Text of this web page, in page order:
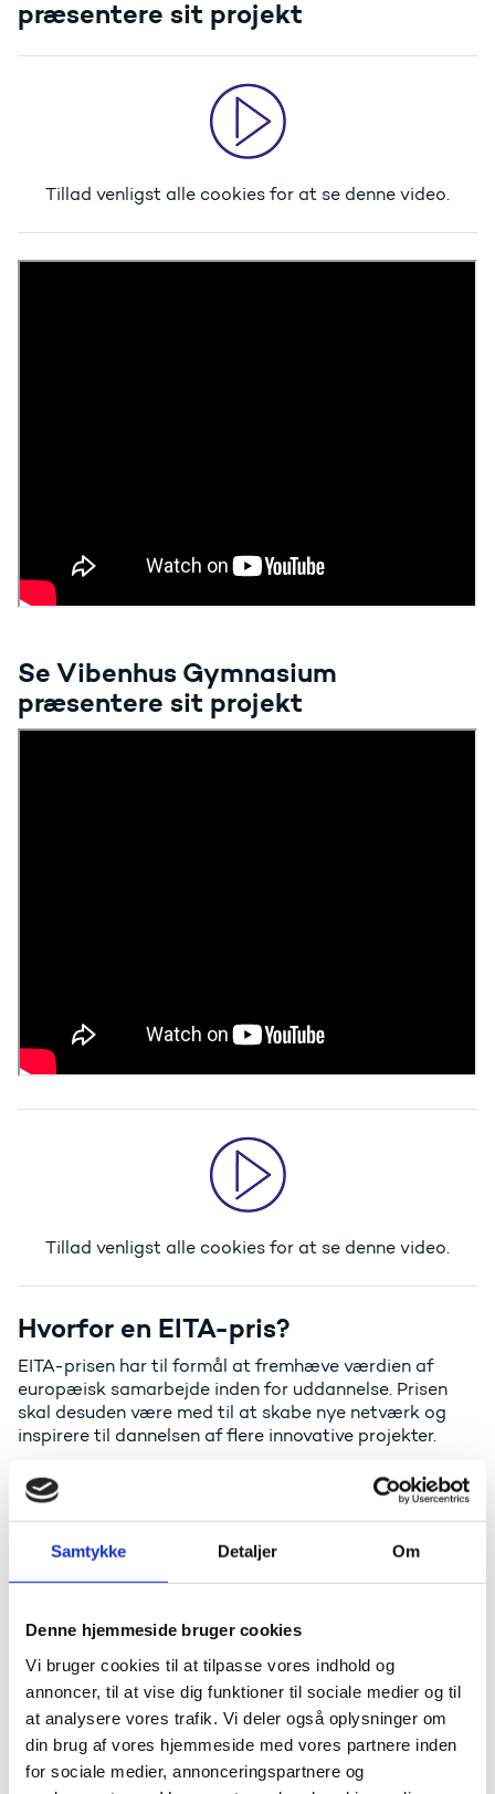
Samtykke Detaljer Om
Denne hjemmeside bruger cookies
Vi bruger cookies til at tilpasse vores indhold og
annoncer, til at vise dig funktioner til sociale medier og til
at analysere vores trafik. Vi deler også oplysninger om
din brug af vores hjemmeside med vores partnere inden
for sociale medier, annonceringspartnere og
præsentere sit projekt
Tillad venligst alle cookies for at se denne video.
Se Vibenhus Gymnasium
præsentere sit projekt
Tillad venligst alle cookies for at se denne video.
Hvorfor en EITA-pris?
EITA-prisen har til formål at fremhæve værdien af ​​
europæisk samarbejde inden for uddannelse. Prisen
skal desuden være med til at skabe nye netværk og
inspirere til dannelsen af flere innovative projekter.
Årets danske vindere har alle udmærket sig særligt
indenfor det kreative, det grønne og/eller det
fællesskabs-opbyggende, og på den måde har de på
forskellig vis bidraget til, at EU er nået et skridt
Læs mere om 'The European Green Deal' her
Fra EU-Kommissionens side har et kriterium for at
vinde årets EITA-pris desuden været, at ens projekt
ikke alene har bidraget til en sikring af en grønnere
fremtid, men også sikret en skønnere fremtid. Ideen om
det skønne og vigtigheden heraf udspringer af 'The